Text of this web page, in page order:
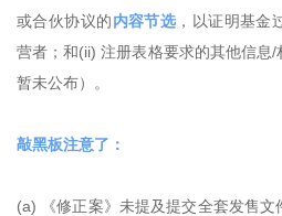
或合伙协议的内容节选，以证明基金
营者；和(ii) 注册表格要求的其他信息
暂未公布）。
敲黑板注意了：
(a) 《修正案》未提及提交全套发售